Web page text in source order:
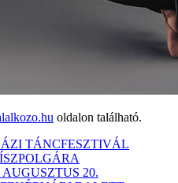
oldalon található.
TÁNCFESZTIVÁL
20.